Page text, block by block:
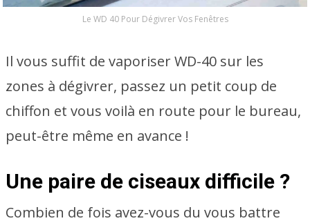
Le WD 40 Pour Dégivrer Vos Fenêtres
Il vous suffit de vaporiser WD-40 sur les
zones à dégivrer, passez un petit coup de
chiffon et vous voilà en route pour le bureau,
peut-être même en avance !
Une paire de ciseaux difficile ?
Combien de fois avez-vous du vous battre